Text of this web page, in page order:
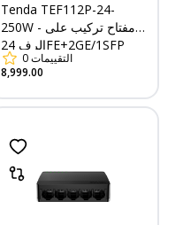
Tenda TEF112P-24-
250W - مفتاح تركيب على
الرف 24FE+2GE/1SFP
0التقييمات
8,999.00